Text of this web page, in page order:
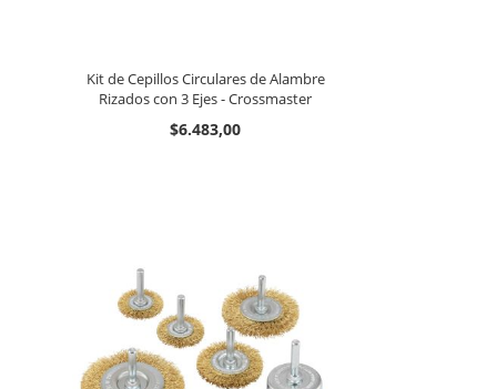
Kit de Cepillos Circulares de Alambre
Rizados con 3 Ejes - Crossmaster
$6.483,00